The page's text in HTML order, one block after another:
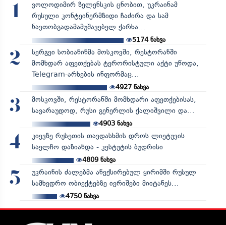
1
ვოლოდიმირ ზელენსკის ცნობით, უკრაინამ
რუსული კონტეინერმზიდი ჩაძირა და სამ
ნავთობგადამამუშავებელ ქარხა...
5174ნახვა
2
სერგეი სობიანინმა მოსკოვში, რესტორანში
მომხდარ აფეთქებას ტერორისტული აქტი უწოდა,
Telegram-არხების ინფორმაც...
4927ნახვა
3
მოსკოვში, რესტორანში მომხდარი აფეთქებისას,
სავარაუდოდ, რუსი გენერლის ქალიშვილი და...
4903ნახვა
4
კიევზე რუსეთის თავდასხმის დროს ლიეტუვის
საელჩო დაზიანდა - კესტუტის ბუდრისი
4809ნახვა
5
უკრაინის ძალებმა ანექსირებულ ყირიმში რუსულ
სამხედრო ობიექტებზე იერიშები მიიტანეს...
4750ნახვა